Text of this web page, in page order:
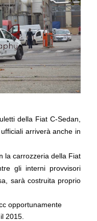
della Fiat C-Sedan,
arriverà anche in
la carrozzeria della Fiat
gli interni provvisori
sarà costruita proprio
opportunamente
2015.